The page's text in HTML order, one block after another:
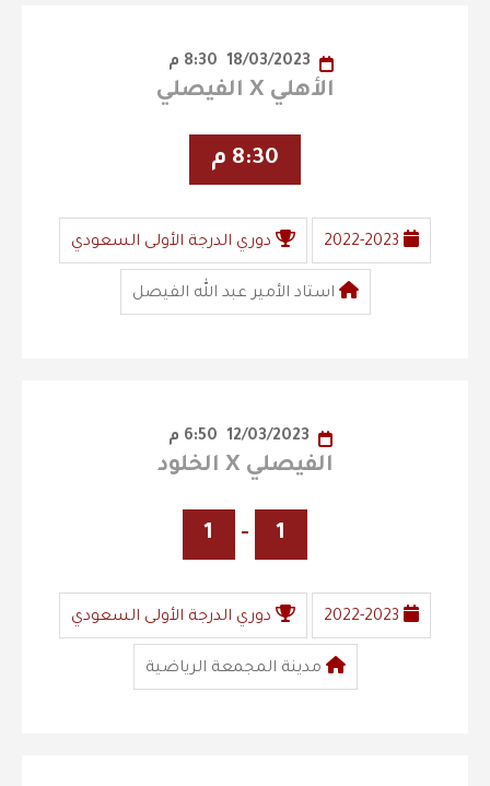
الأهلي X الفيصلي
8:30 م
2022-2023 دوري الدرجة الأولى السعودي
استاد الأمير عبد الله الفيصل
الفيصلي X الخلود
1
-
1
2022-2023 دوري الدرجة الأولى السعودي
مدينة المجمعة الرياضية